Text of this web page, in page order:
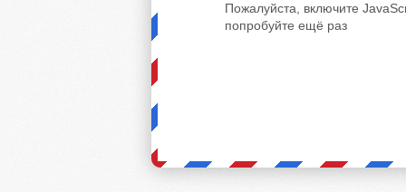
Пожалуйста, включите
попробуйте ещё раз